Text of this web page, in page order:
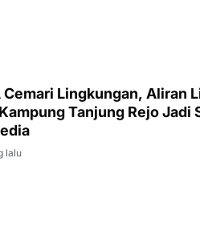
Cemari Lingkungan, Aliran
Tanjung Rejo Jadi
lalu